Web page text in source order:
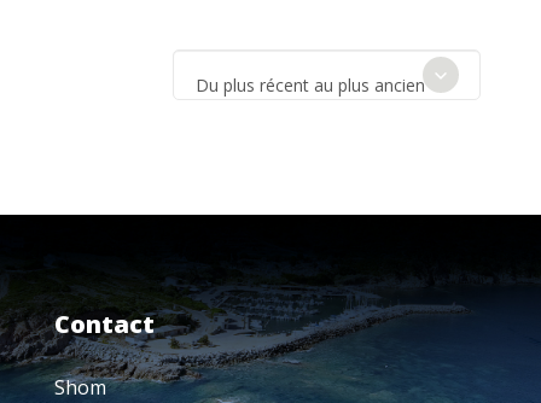
Du plus récent au plus ancien
Contact
Shom